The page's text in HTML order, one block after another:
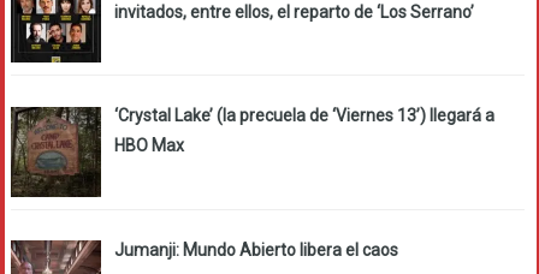
invitados, entre ellos, el reparto de ‘Los Serrano’
‘Crystal Lake’ (la precuela de ‘Viernes 13’) llegará a
HBO Max
Jumanji: Mundo Abierto libera el caos